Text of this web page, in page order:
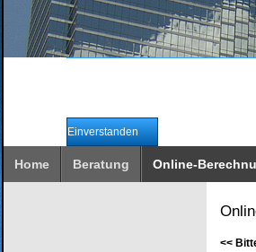
Einverstanden
Home Beratung Online-
<<